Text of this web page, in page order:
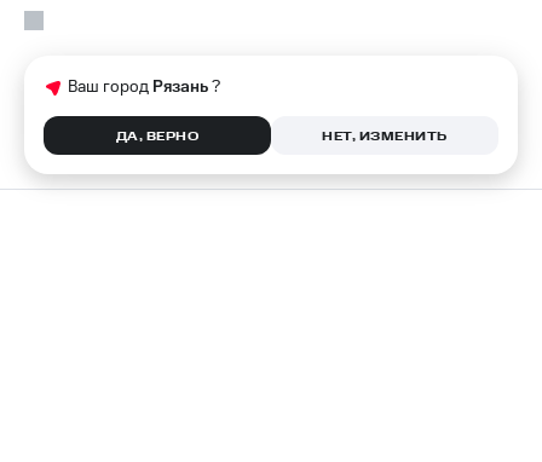
Ваш город Рязань?
ДА, ВЕРНО НЕТ, ИЗМЕНИТЬ